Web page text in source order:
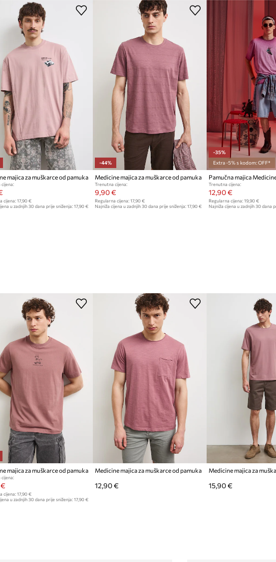
majica za muškarce od pamuka
cijena:17,90 €
u zadnjih 30 dana prije sniženja:17,90 €
-44%
Medicine majica za muškarce od pamuka
Trenutna cijena:
9,90 €
Regularna cijena: 17,90 €
Najniža cijena u zadnjih 30 dana prije sniženja: 17,90 €
-35%
Extra -5% s kodom: OFF*
Pamučna majica
Trenutna cijena:
12,90 €
Regularna cijena: 19,90 €
Najniža cijena u zadnjih 30 dana
majica za muškarce od pamuka
cijena:17,90 €
u zadnjih 30 dana prije sniženja:17,90 €
Medicine majica za muškarce od pamuka
12,90 € 15,90 €